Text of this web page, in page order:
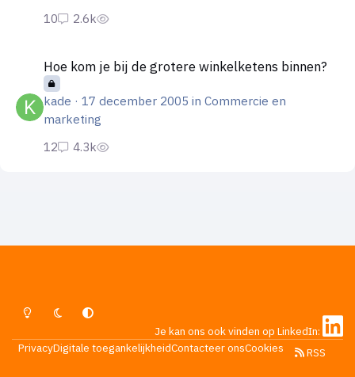
Hoe kom je bij de grotere winkelketens binnen?
kade · 17 december 2005 in Commercie en
marketing
Lichte ModusDonkere ModusSysteemvoorkeur
Je kan ons ook vinden op LinkedIn:
PrivacyDigitale toegankelijkheidContacteer onsCookies RSS